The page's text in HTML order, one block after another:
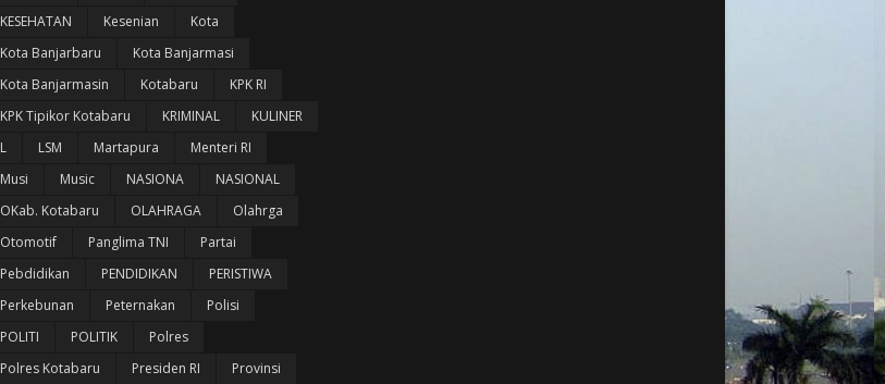
KESEHATAN
Kesenian
Kota
Kota Banjarbaru
Kota Banjarmasi
Kota Banjarmasin
Kotabaru
KPK RI
KPK Tipikor Kotabaru
KRIMINAL
KULINER
L
LSM Martapura
Menteri RI
Musi
Music NASIONA
NASIONAL
OKab. Kotabaru
OLAHRAGA
Olahrga
Otomotif
Panglima TNI
Partai
Pebdidikan
PENDIDIKAN
PERISTIWA
Perkebunan
Peternakan
Polisi
POLITI
POLITIK
Polres
Polres Kotabaru
Presiden RI Provinsi